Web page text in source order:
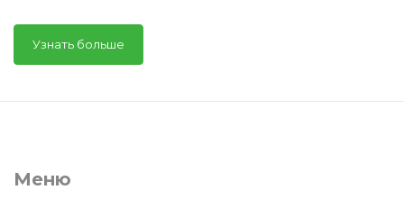
Узнать больше
Меню